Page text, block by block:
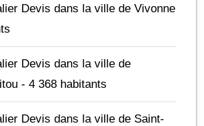
Devis dans la ville de Vivonne
Devis dans la ville de
- 4 368 habitants
Devis dans la ville de Saint-